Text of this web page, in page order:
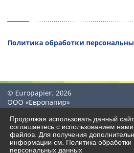
Политика обработки
© Europapier. 2026
ООО «Европапир»
Создание сайта
mediaidea
Продолжая использовать данный
соглашаетесь с использованием
файлов. Для получения
информации см. Политика обработки
персональных данных